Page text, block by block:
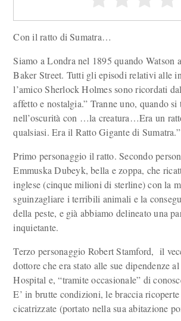
Con il ratto di Sumatra…
Siamo a Londra nel 1895 quando Watson
Baker Street. Tutti gli episodi relativi alle
l’amico Sherlock Holmes sono ricordati
affetto e nostalgia.” Tranne uno, quando
nell’oscurità con …la creatura…Era un
qualsiasi. Era il Ratto Gigante di Sumatra.”
Primo personaggio il ratto. Secondo
Emmuska Dubeyk, bella e zoppa, che
inglese (cinque milioni di sterline) con la
sguinzagliare i terribili animali e la
della peste, e già abbiamo delineato una
inquietante.
Terzo personaggio Robert Stamford, il
dottore che era stato alle sue dipendenze
Hospital e, “tramite occasionale” di
E’ in brutte condizioni, le braccia
cicatrizzate (portato nella sua abitazione